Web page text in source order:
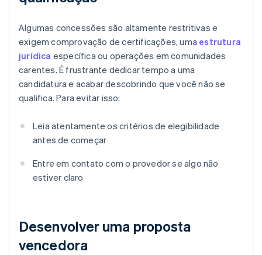
Algumas concessões são altamente restritivas e
exigem comprovação de certificações, uma estrutura
jurídica específica ou operações em comunidades
carentes. É frustrante dedicar tempo a uma
candidatura e acabar descobrindo que você não se
qualifica. Para evitar isso:
Leia atentamente os critérios de elegibilidade
antes de começar
Entre em contato com o provedor se algo não
estiver claro
Desenvolver uma proposta
vencedora